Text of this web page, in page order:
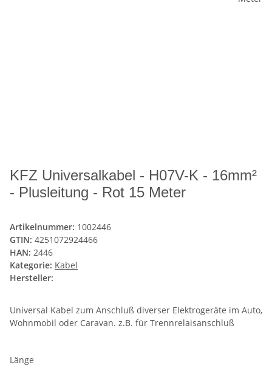
KFZ Universalkabel - H07V-K - 16mm²
- Plusleitung - Rot 15 Meter
Artikelnummer: 1002446
GTIN: 4251072924466
HAN: 2446
Kategorie: Kabel
Hersteller:
Universal Kabel zum Anschluß diverser Elektrogeräte im Auto,
Wohnmobil oder Caravan. z.B. für Trennrelaisanschluß
Länge